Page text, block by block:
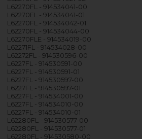
L62270FL - 914534041-00
L62270FL - 914534041-01
L62270FL - 914534042-01
L62270FL - 914534044-00
L62270FLE - 914534019-00
L62271FL - 914534028-00
L62272FL - 914530596-00
L6227FL - 914530591-00
L6227FL - 914530591-01
L6227FL - 914530597-00
L6227FL - 914530597-01
L6227FL - 914534001-00
L6227FL - 914534010-00
L6227FL - 914534010-01
L62280FL - 914530577-00
L62280FL - 914530577-01
L62280FL - 914530580-00